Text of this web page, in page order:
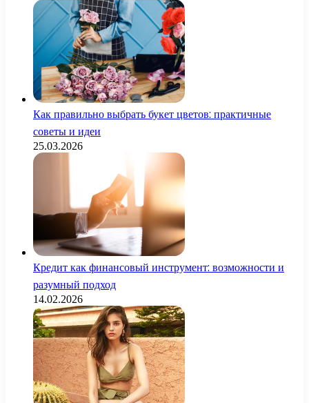
Как правильно выбрать букет цветов: практичные
советы и идеи
25.03.2026
Кредит как финансовый инструмент: возможности и
разумный подход
14.02.2026